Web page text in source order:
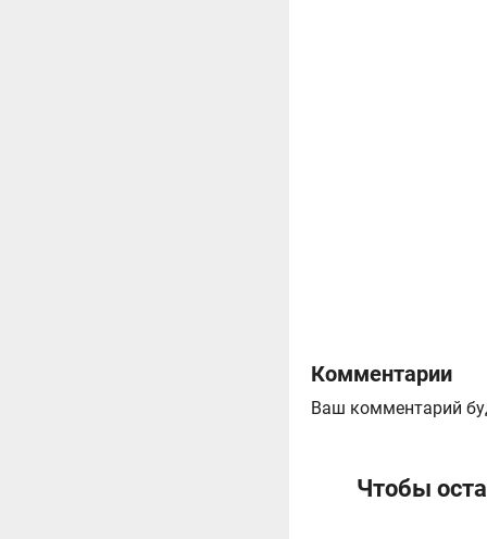
Комментарии
Ваш комментарий
Чтобы